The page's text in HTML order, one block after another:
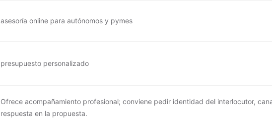
asesoría online para autónomos y pymes
presupuesto personalizado
Ofrece acompañamiento profesional; conviene pedir identidad del interlocutor,
respuesta en la propuesta.